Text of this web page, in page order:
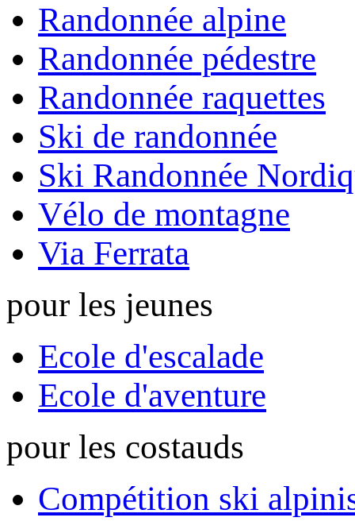
Randonnée alpine
Randonnée pédestre
Randonnée raquettes
Ski de randonnée
Ski Randonnée
Vélo de montagne
Via Ferrata
pour les jeunes
Ecole d'escalade
Ecole d'aventure
pour les costauds
Compétition ski